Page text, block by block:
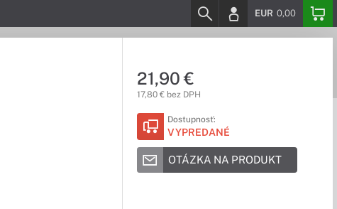
EUR 0,00
21,90 €
17,80 € bez DPH
Dostupnosť:
VYPREDANÉ
OTÁZKA NA PRODUKT